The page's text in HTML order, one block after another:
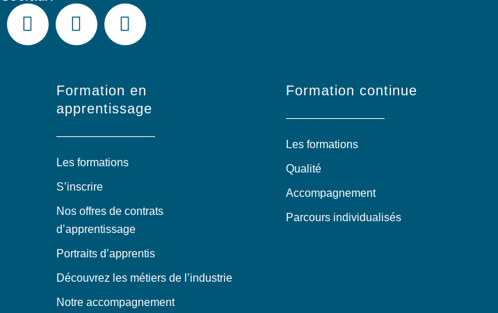
Formation en
apprentissage
Les formations
S’inscrire
Nos offres de contrats
d’apprentissage
Portraits d’apprentis
Découvrez les métiers de l’industrie
Notre accompagnement
Formation continue
Les formations
Qualité
Accompagnement
Parcours individualisés